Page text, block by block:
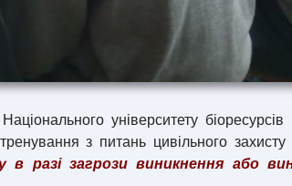
університету
з питань цивільного
разі загрози виникнення або